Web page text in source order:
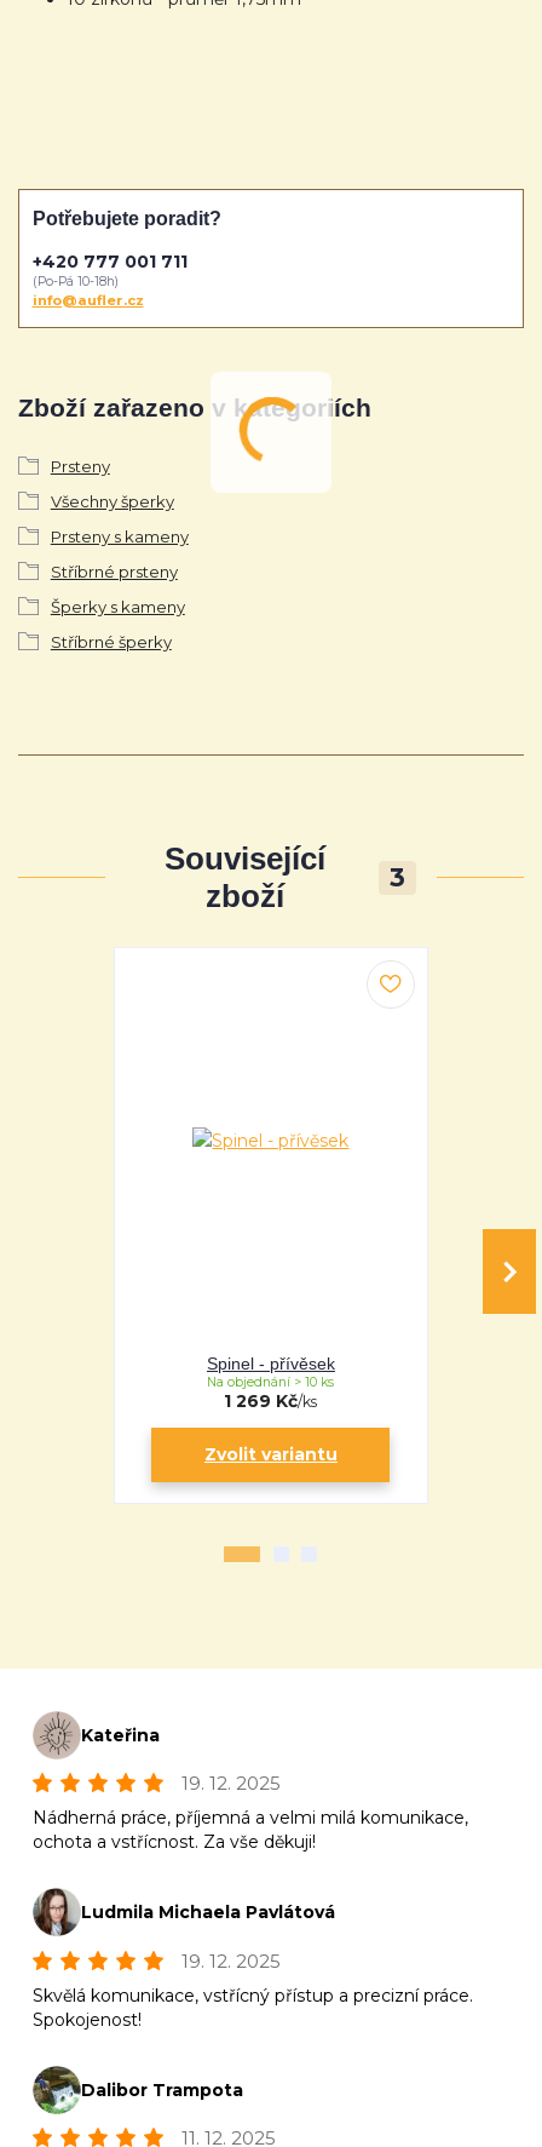
Zboží zařazeno v kategoriích
Prsteny
Všechny šperky
Prsteny s kameny
Stříbrné prsteny
Šperky s kameny
Stříbrné šperky
Potřebujete poradit?
+420 777 001 711
(Po-Pá 10-18h)
info@aufler.cz
Související
zboží
3
Spinel - přívěsek
1 269 Kč/ks
Na objednání > 10 ks
Zvolit variantu
Kateřina
19. 12. 2025
Nádherná práce, příjemná a velmi milá komunikace,
ochota a vstřícnost. Za vše děkuji!
Ludmila Michaela Pavlátová
19. 12. 2025
Skvělá komunikace, vstřícný přístup a precizní práce.
Spokojenost!
Dalibor Trampota
11. 12. 2025